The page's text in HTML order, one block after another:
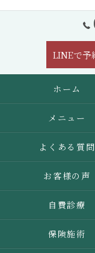
LINEで予
ホーム
メニュー
よくある質問
お客様の声
自費診療
保険施術